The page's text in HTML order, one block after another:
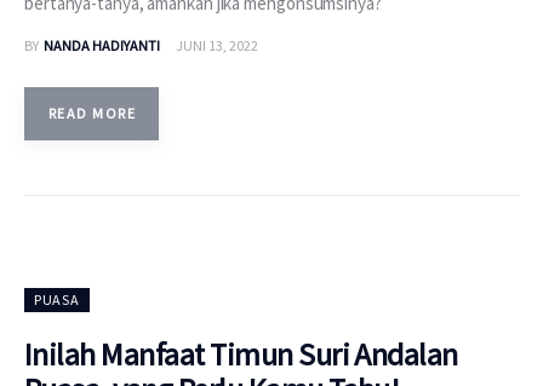
BY NANDA HADIYANTI JUNI 13, 2022
READ MORE
PUASA
Inilah Manfaat Timun Suri Andalan